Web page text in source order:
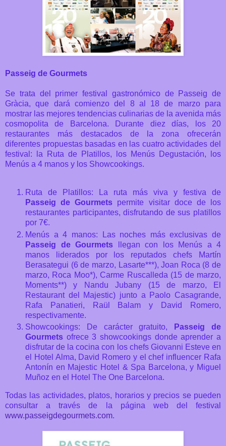
Passeig de Gourmets
Se trata del primer festival gastronómico de Passeig de
Gràcia, que dará comienzo del 8 al 18 de marzo para
mostrar las mejores tendencias culinarias de la avenida más
cosmopolita de Barcelona. Durante diez días, los 20
restaurantes más destacados de la zona ofrecerán
diferentes propuestas basadas en las cuatro actividades del
festival: la Ruta de Platillos, los Menús Degustación, los
Menús a 4 manos y los Showcookings.
Ruta de Platillos: La ruta más viva y festiva de
Passeig de Gourmets permite visitar doce de los
restaurantes participantes, disfrutando de sus platillos
por 7€.
Menús a 4 manos: Las noches más exclusivas de
Passeig de Gourmets llegan con los Menús a 4
manos liderados por los reputados chefs Martín
Berasategui (6 de marzo, Lasarte***), Joan Roca (8 de
marzo, Roca Moo*), Carme Ruscalleda (15 de marzo,
Moments**) y Nandu Jubany (15 de marzo, El
Restaurant del Majestic) junto a Paolo Casagrande,
Rafa Panatieri, Raül Balam y David Romero,
respectivamente.
Showcookings: De carácter gratuito,
Passeig de
Gourmets ofrece 3 showcookings donde aprender a
disfrutar de la cocina con los chefs Giovanni Esteve en
el Hotel Alma, David Romero y el chef influencer Rafa
Antonín en Majestic Hotel & Spa Barcelona, y Miguel
Muñoz en el Hotel The One Barcelona.
Todas las actividades, platos, horarios y precios se pueden
consultar a través de la página web del festival
www.passeigdegourmets.com.